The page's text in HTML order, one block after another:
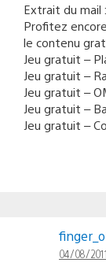
Extrait du mail :
Profitez
le contenu
Jeu gratuit –
Jeu gratuit –
Jeu gratuit –
Jeu gratuit –
Jeu gratuit –
04/08/